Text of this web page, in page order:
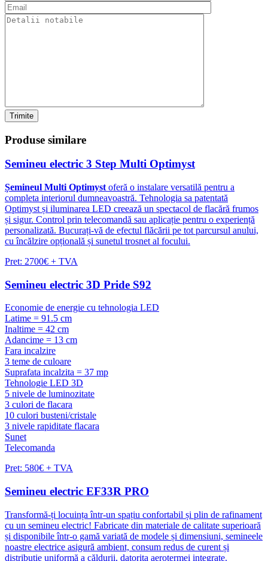
Trimite
Produse similare
Semineu electric 3 Step Multi Optimyst
Șemineul Multi Optimyst oferă o instalare versatilă pentru a
completa interiorul dumneavoastră. Tehnologia sa patentată
Optimyst și iluminarea LED creează un spectacol de flacără frumos
și sigur. Control prin telecomandă sau aplicație pentru o experiență
personalizată. Bucurați-vă de efectul flăcării pe tot parcursul anului,
cu încălzire opțională și sunetul trosnet al focului.
Pret: 2700€ + TVA
Semineu electric 3D Pride S92
Economie de energie cu tehnologia LED
Latime = 91.5 cm
Inaltime = 42 cm
Adancime = 13 cm
Fara incalzire
3 teme de culoare
Suprafata incalzita = 37 mp
Tehnologie LED 3D
5 nivele de luminozitate
3 culori de flacara
10 culori busteni/cristale
3 nivele rapiditate flacara
Sunet
Telecomanda
Pret: 580€ + TVA
Semineu electric EF33R PRO
Transformă-ți locuința într-un spațiu confortabil și plin de rafinament
cu un semineu electric! Fabricate din materiale de calitate superioară
și disponibile într-o gamă variată de modele și dimensiuni, semineele
noastre electrice asigură ambient, consum redus de curent și
distribuție uniformă a căldurii, datorita aerotermei integrate.